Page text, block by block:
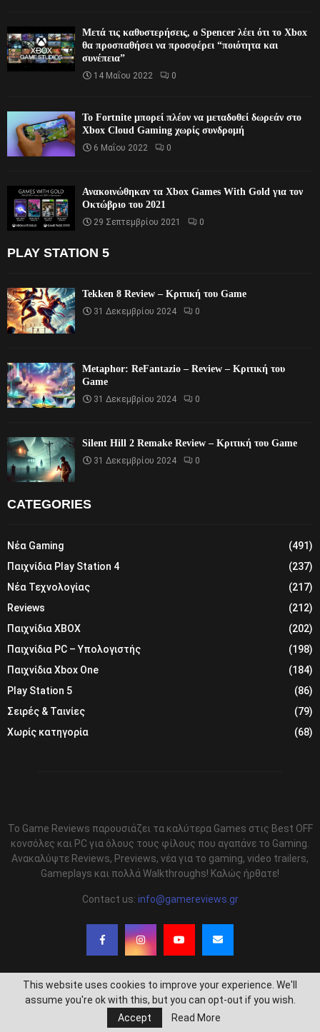
Μετά τις καθυστερήσεις, ο Spencer λέει ότι το Xbox
θα προσπαθήσει να προσφέρει “ποιότητα και
συνέπεια”
14 Μαΐου 2022 0
Το Fortnite μπορεί πλέον να μεταδοθεί δωρεάν στο
Xbox Cloud Gaming χωρίς συνδρομή
6 Μαΐου 2022 0
Ανακοινώθηκαν τα Xbox Games With Gold για τον
Οκτώβριο του 2021
29 Σεπτεμβρίου 2021 0
PLAY STATION 5
Tekken 8 Review – Κριτική του Game
31 Δεκεμβρίου 2024 0
Metaphor: ReFantazio – Review – Κριτική του
Game
31 Δεκεμβρίου 2024 0
Silent Hill 2 Remake Review – Κριτική του Game
31 Δεκεμβρίου 2024 0
CATEGORIES
Νέα Gaming
(491)
Παιχνίδια Play Station 4
(237)
Νέα Τεχνολογίας
(217)
Reviews
(212)
Παιχνίδια XBOX
(202)
Παιχνίδια PC – Υπολογιστής
(198)
Παιχνίδια Xbox One
(184)
Play Station 5
(86)
Σειρές & Ταινίες
(79)
Χωρίς κατηγορία
(68)
Το Game Reviews παρουσιάζει τα καλύτερα Games στις Best OFF
κονσόλες και PC για όλους τους φίλους που αγαπάνε το Gaming.
Ανακαλύψτε Reviews, Previews, νέα για το gaming, video trailers,
Gameplays και πολλά Walkthroughs! Καλώς ήρθατε!
Contact us: info@gamereviews.gr
@2020 - Gamereviews.gr. All Right Reserved. Designed and Developed bySEO
MARKETER
This website uses cookies to improve your experience. We'll
assume you're ok with this, but you can opt-out if you wish.
Accept
Read More